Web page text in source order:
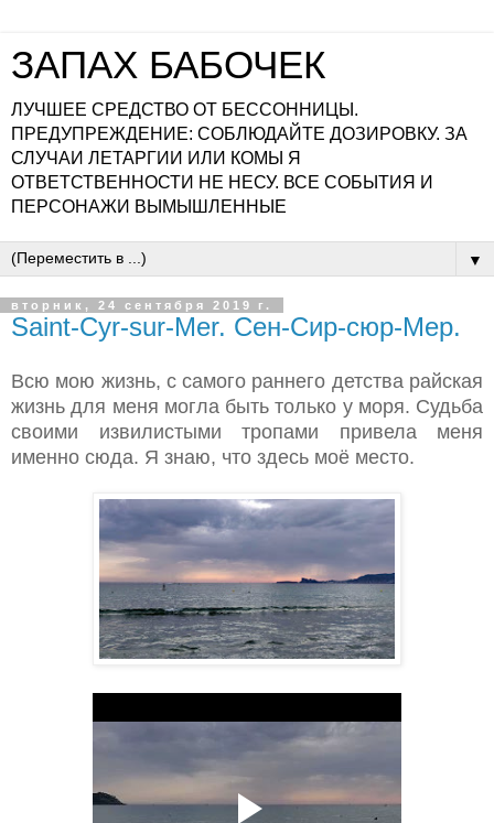
ЗАПАХ БАБОЧЕК
ЛУЧШЕЕ СРЕДСТВО ОТ БЕССОННИЦЫ.
ПРЕДУПРЕЖДЕНИЕ: СОБЛЮДАЙТЕ ДОЗИРОВКУ. ЗА
СЛУЧАИ ЛЕТАРГИИ ИЛИ КОМЫ Я
ОТВЕТСТВЕННОСТИ НЕ НЕСУ. ВСЕ СОБЫТИЯ И
ПЕРСОНАЖИ ВЫМЫШЛЕННЫЕ
▼
вторник, 24 сентября 2019 г.
Saint-Cyr-sur-Mer. Сен-Сир-сюр-Мер.
Всю мою жизнь, с самого раннего детства райская
жизнь для меня могла быть только у моря. Судьба
своими извилистыми тропами привела меня
именно сюда. Я знаю, что здесь моё место.